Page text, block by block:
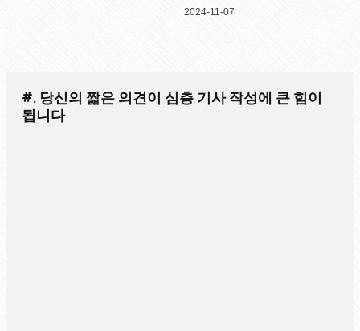
2024-11-07
#. 당신의 짧은 의견이 심층 기사 작성에 큰 힘이
됩니다